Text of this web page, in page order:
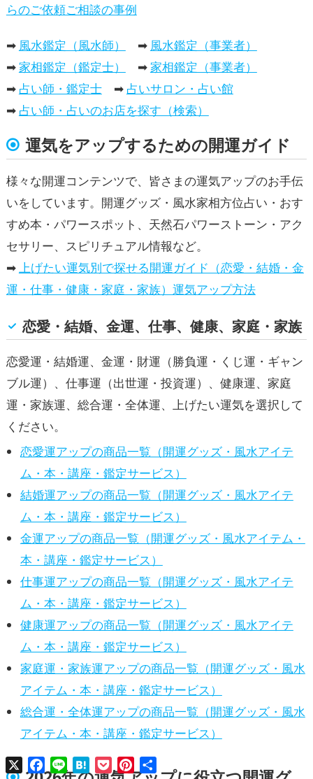
らのご依頼ご相談の事例
➡ 風水鑑定（風水師） ➡ 風水鑑定（事業者）
➡ 家相鑑定（鑑定士） ➡ 家相鑑定（事業者）
➡ 占い師・鑑定士➡ 占いサロン・占い館
➡ 占い師・占いのお店を探す（検索）
運気をアップするための開運ガイド
様々な開運コンテンツで、皆さまの運気アップのお手伝
いをしています。開運グッズ・風水家相方位占い・おす
すめ本・パワースポット、天然石パワーストーン・アク
セサリー、スピリチュアル情報など。
➡上げたい運気別で探せる開運ガイド（恋愛・結婚・金
運・仕事・健康・家庭・家族）運気アップ方法
恋愛・結婚、金運、仕事、健康、家庭・家族
恋愛運・結婚運、金運・財運（勝負運・くじ運・ギャン
ブル運）、仕事運（出世運・投資運）、健康運、家庭
運・家族運、総合運・全体運、上げたい運気を選択して
ください。
恋愛運アップの商品一覧（開運グッズ・風水アイテ
ム・本・講座・鑑定サービス）
結婚運アップの商品一覧（開運グッズ・風水アイテ
ム・本・講座・鑑定サービス）
金運アップの商品一覧（開運グッズ・風水アイテム・
本・講座・鑑定サービス）
仕事運アップの商品一覧（開運グッズ・風水アイテ
ム・本・講座・鑑定サービス）
健康運アップの商品一覧（開運グッズ・風水アイテ
ム・本・講座・鑑定サービス）
家庭運・家族運アップの商品一覧（開運グッズ・風水
アイテム・本・講座・鑑定サービス）
総合運・全体運アップの商品一覧（開運グッズ・風水
アイテム・本・講座・鑑定サービス）
X Facebook
Line HatenaPocketPinterest
有